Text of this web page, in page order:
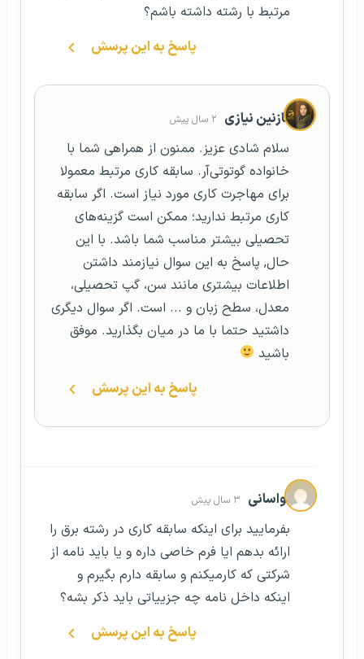
مرتبط با رشته داشته باشم؟
پاسخ به این پرسش
نازنین نیازی ۲ سال پیش
سلام شادی عزیز. ممنون از همراهی شما با
خانواده گوتوتی‌آر. سابقه کاری مرتبط معمولا
برای مهاجرت کاری مورد نیاز است. اگر سابقه
کاری مرتبط ندارید؛ ممکن است گزینه‌های
تحصیلی بیشتر مناسب شما باشد. با این
حال, پاسخ به این سوال نیازمند داشتن
اطلاعات بیشتری مانند سن، گپ تحصیلی،
معدل، سطح زبان و ... است. اگر سوال دیگری
داشتید حتما با ما در میان بگذارید. موفق
باشید
پاسخ به این پرسش
لواسانی ۳ سال پیش
بفرمایید برای اینکه سابقه کاری در رشته برق را
ارائه بدهم ایا فرم خاصی داره و یا باید نامه از
شرکتی که کارمیکنم و سابقه دارم بگیرم و
اینکه داخل نامه چه جزییاتی باید ذکر بشه؟
پاسخ به این پرسش